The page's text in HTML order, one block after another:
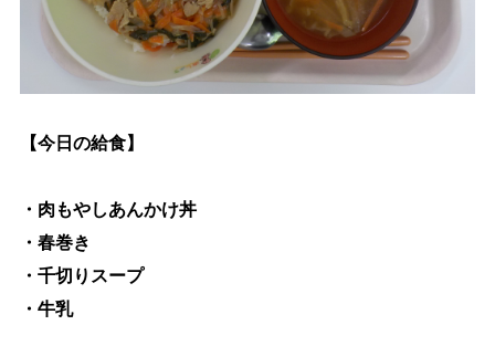
白 黒 黄 青
リセット
【今日の給食】
・肉もやしあんかけ丼
・春巻き
・千切りスープ
・牛乳